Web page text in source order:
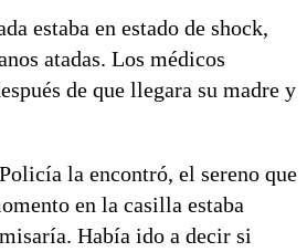
estaba en estado de shock,
atadas. Los médicos
de que llegara su madre y
la encontró, el sereno que
en la casilla estaba
Había ido a decir si